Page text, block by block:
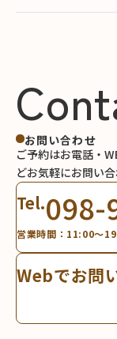
お問い合わせ
ご予約はお電話・
どお気軽にお問い
Tel.098-
営業時間：11:00～
Webでお問